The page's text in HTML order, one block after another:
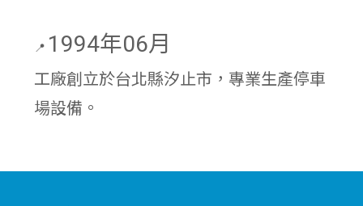
📍 1994年06月
工廠創立於台北縣汐止市，專業生產停車
場設備。